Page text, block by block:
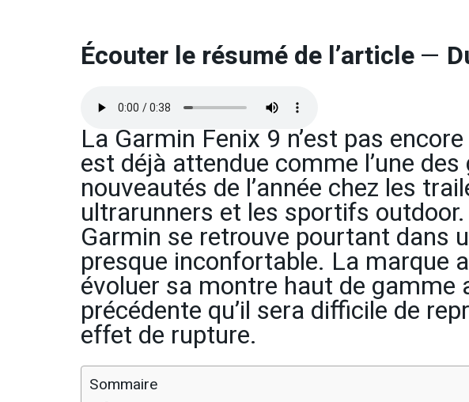
Écouter le résumé de l’article—
La Garmin Fenix 9 n’est pas
est déjà attendue comme l’une des
nouveautés de l’année chez les
ultrarunners et les sportifs
Garmin se retrouve pourtant dans
presque inconfortable. La marque
évoluer sa montre haut de gamme
précédente qu’il sera difficile de
effet de rupture.
Sommaire